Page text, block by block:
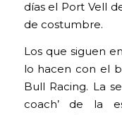
días el Port Vell
de costumbre.
Los que siguen
lo hacen con el
Bull Racing. La
coach’ de la